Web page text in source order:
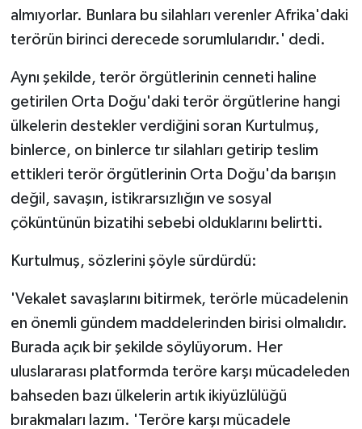
almıyorlar. Bunlara bu silahları verenler Afrika'daki
terörün birinci derecede sorumlularıdır.' dedi.
Aynı şekilde, terör örgütlerinin cenneti haline
getirilen Orta Doğu'daki terör örgütlerine hangi
ülkelerin destekler verdiğini soran Kurtulmuş,
binlerce, on binlerce tır silahları getirip teslim
ettikleri terör örgütlerinin Orta Doğu'da barışın
değil, savaşın, istikrarsızlığın ve sosyal
çöküntünün bizatihi sebebi olduklarını belirtti.
Kurtulmuş, sözlerini şöyle sürdürdü:
'Vekalet savaşlarını bitirmek, terörle mücadelenin
en önemli gündem maddelerinden birisi olmalıdır.
Burada açık bir şekilde söylüyorum. Her
uluslararası platformda teröre karşı mücadeleden
bahseden bazı ülkelerin artık ikiyüzlülüğü
bırakmaları lazım. 'Teröre karşı mücadele